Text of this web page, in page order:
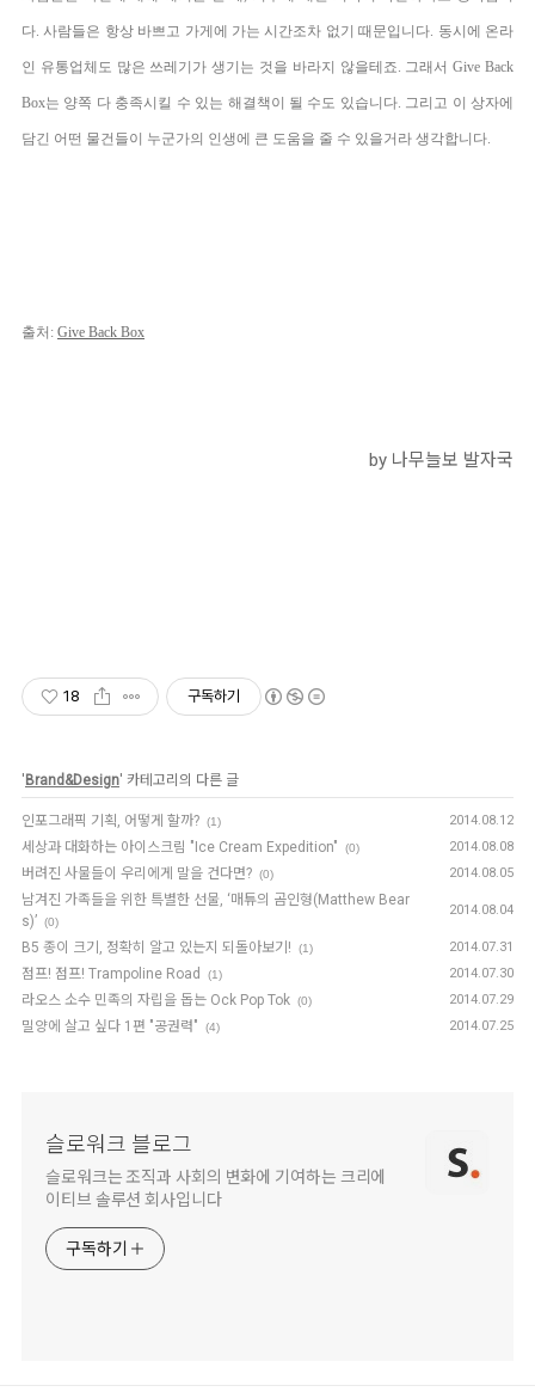
다. 사람들은 항상 바쁘고 가게에 가는 시간조차 없기 때문입니다. 동시에 온라
인 유통업체도 많은 쓰레기가 생기는 것을 바라지 않을테죠. 그래서 Give Back
Box는 양쪽 다 충족시킬 수 있는 해결책이 될 수도 있습니다. 그리고 이 상자에
담긴 어떤 물건들이 누군가의 인생에 큰 도움을 줄 수 있을거라 생각합니다.
출처: Give Back Box
by 나무늘보 발자국
18 구독하기
' Brand&Design' 카테고리의 다른 글
인포그래픽 기획, 어떻게 할까? (1) 2014.08.12
세상과 대화하는 아이스크림 "Ice Cream Expedition" (0) 2014.08.08
버려진 사물들이 우리에게 말을 건다면? (0) 2014.08.05
남겨진 가족들을 위한 특별한 선물, ‘매튜의 곰인형(Matthew Bear
s)’ (0)
2014.08.04
B5 종이 크기, 정확히 알고 있는지 되돌아보기! (1) 2014.07.31
점프! 점프! Trampoline Road (1) 2014.07.30
라오스 소수 민족의 자립을 돕는 Ock Pop Tok (0) 2014.07.29
밀양에 살고 싶다 1편 "공권력" (4) 2014.07.25
슬로워크 블로그
슬로워크는 조직과 사회의 변화에 기여하는 크리에
이티브 솔루션 회사입니다
구독하기